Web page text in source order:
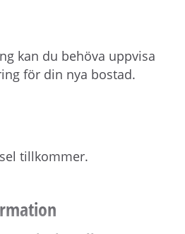
kan du behöva uppvisa
för din nya bostad.
tillkommer.